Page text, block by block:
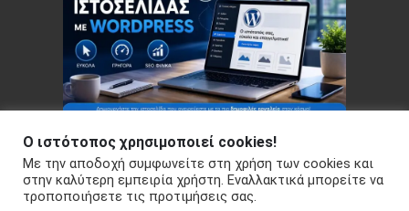
Copyright © 2026 Your e-articles - WordPress Theme : by
Sparkle Themes Πολιτική Απορρήτου
Ο ιστότοπος χρησιμοποιεί cookies!
Με την αποδοχή συμφωνείτε στη χρήση των cookies και
στην καλύτερη εμπειρία χρήστη. Εναλλακτικά μπορείτε να
τροποποιήσετε τις προτιμήσεις σας.